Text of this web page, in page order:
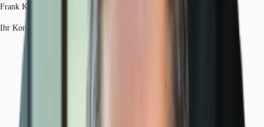
Frank Kraus
Ihr Kontakt